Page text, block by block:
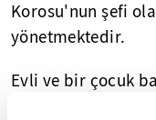
Korosu'nun şefi
yönetmektedir.
Evli ve bir çocuk